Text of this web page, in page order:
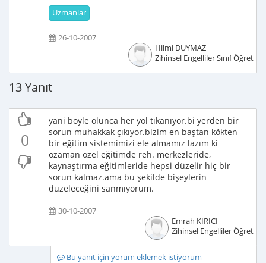
Uzmanlar
26-10-2007
Hilmi DUYMAZ
Zihinsel Engelliler Sınıf
13 Yanıt
0
yani böyle olunca her yol tıkanıyor.bi yerden bir
sorun muhakkak çıkıyor.bizim en baştan kökten
bir eğitim sistemimizi ele almamız lazım ki
ozaman özel eğitimde reh. merkezleride,
kaynaştırma eğitimleride hepsi düzelir hiç bir
sorun kalmaz.ama bu şekilde bişeylerin
düzeleceğini sanmıyorum.
30-10-2007
Emrah KIRICI
Zihinsel Engelliler
Bu yanıt için yorum eklemek istiyorum